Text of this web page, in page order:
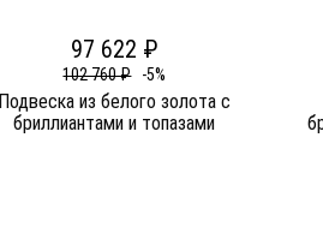
97 622 ₽
102 760 ₽ -5%
Подвеска из белого золота c
бриллиантами и топазами